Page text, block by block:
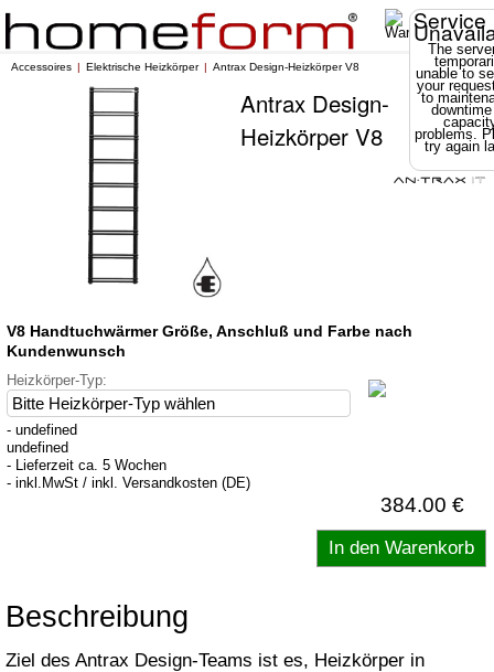
Service
The
unable to
your
to
problems.
try again
Accessoires Elektrische Heizkörper Antrax Design-Heizkörper V8
Antrax Design-
Heizkörper V8
V8 Handtuchwärmer Größe, Anschluß und Farbe nach
Kundenwunsch
Heizkörper-Typ:
- undefined
undefined
- Lieferzeit ca. 5 Wochen
- inkl.MwSt / inkl. Versandkosten (DE)
384.00 €
Beschreibung
Ziel des Antrax Design-Teams ist es, Heizkörper in